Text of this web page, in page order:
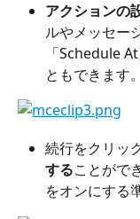
アクションの
ルやメッセー
「Schedule
ともできます。
続行をクリッ
することがで
をオンにする